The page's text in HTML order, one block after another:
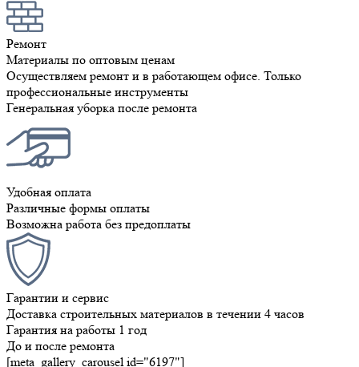
Ремонт
Материалы по оптовым ценам
Осуществляем ремонт и в работающем офисе. Только
профессиональные инструменты
Генеральная уборка после ремонта
Удобная оплата
Различные формы оплаты
Возможна работа без предоплаты
Гарантии и сервис
Доставка строительных материалов в течении 4 часов
Гарантия на работы 1 год
До и после ремонта
[meta_gallery_carousel id="6197"]